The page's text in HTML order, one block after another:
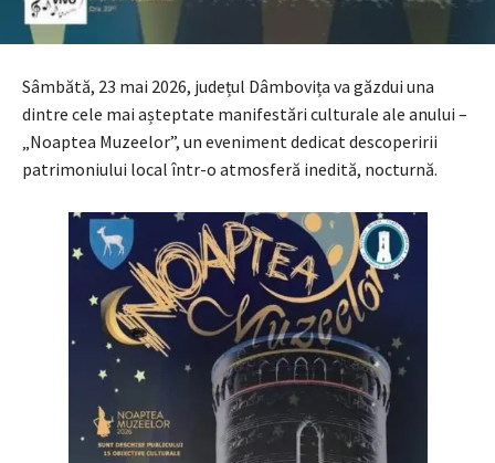
Sâmbătă, 23 mai 2026, județul Dâmbovița va găzdui una
dintre cele mai așteptate manifestări culturale ale anului –
„Noaptea Muzeelor”, un eveniment dedicat descoperirii
patrimoniului local într-o atmosferă inedită, nocturnă.